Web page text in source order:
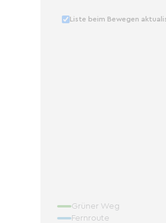
Liste beim Bewegen
Grüner Weg
Fernroute